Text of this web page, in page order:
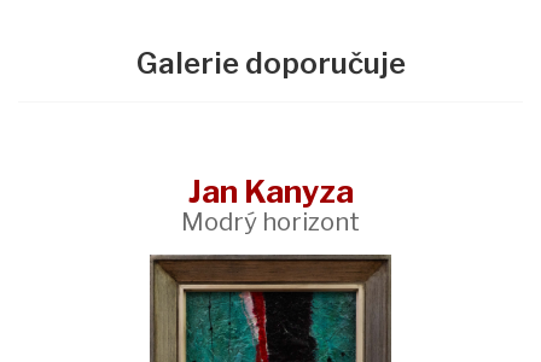
Galerie doporučuje
Jan Kanyza
Modrý horizont